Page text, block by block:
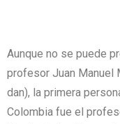
Aunque no se puede
profesor Juan Manuel
dan), la primera
Colombia fue el